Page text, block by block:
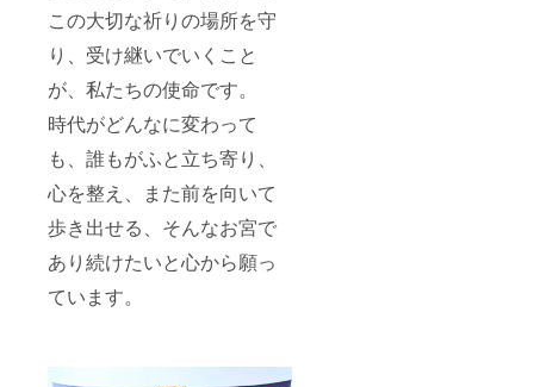
この大切な祈りの場所を守
り、受け継いでいくこと
が、私たちの使命です。
時代がどんなに変わって
も、誰もがふと立ち寄り、
心を整え、また前を向いて
歩き出せる、そんなお宮で
あり続けたいと心から願っ
ています。